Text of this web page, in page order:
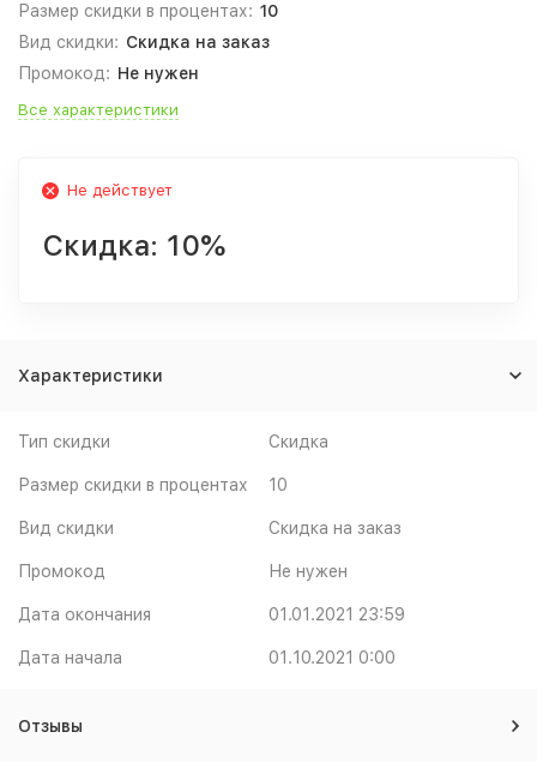
Размер скидки в процентах: 10
Вид скидки: Скидка на заказ
Промокод: Не нужен
Все характеристики
Не действует
Скидка: 10%
Характеристики
Тип скидки Скидка
Размер скидки в процентах 10
Вид скидки Скидка на заказ
Промокод Не нужен
Дата окончания 01.01.2021 23:59
Дата начала 01.10.2021 0:00
Отзывы